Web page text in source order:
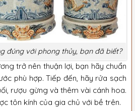
đúng với phong thủy, bạn đã biết?
trở nên thuận lợi, bạn hãy chuẩn
phù hợp. Tiếp đến, hãy rửa sạch
rượu gừng và thêm vài cánh hoa.
tôn kính của gia chủ với bề trên.